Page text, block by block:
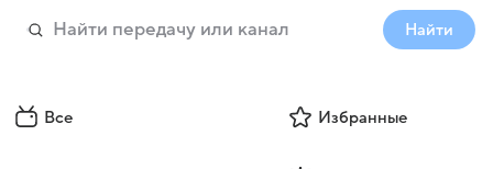
Найти
Все Избранные